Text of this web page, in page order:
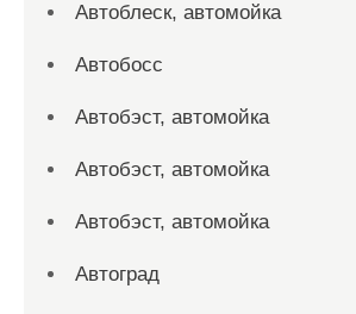
Автоблеск, автомойка
Автобосс
Автобэст, автомойка
Автобэст, автомойка
Автобэст, автомойка
Автоград